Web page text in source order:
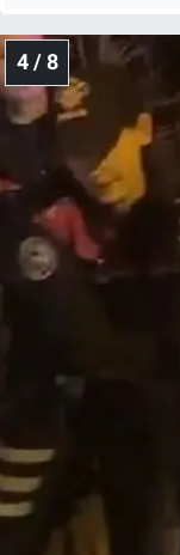
4 / 8